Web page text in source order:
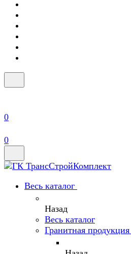
0
0
Весь каталог
Назад
Весь каталог
Гранитная продукция